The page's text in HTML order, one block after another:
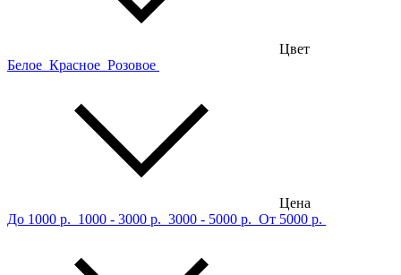
Цвет
Белое Красное Розовое
Цена
До 1000 р. 1000 - 3000 р. 3000 - 5000 р. От 5000 р.